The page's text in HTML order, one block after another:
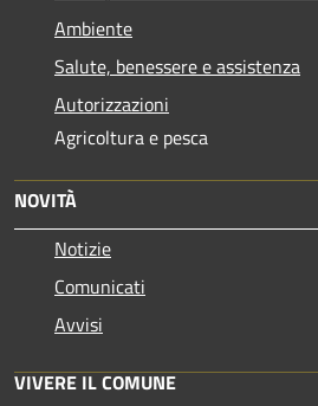
Ambiente
Salute, benessere e assistenza
Autorizzazioni
Agricoltura e pesca
NOVITÀ
Notizie
Comunicati
Avvisi
VIVERE IL COMUNE